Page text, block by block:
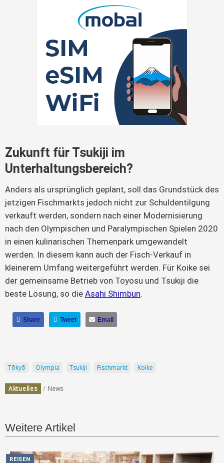
Zukunft für Tsukiji im
Unterhaltungsbereich?
Anders als ursprünglich geplant, soll das Grundstück des
jetzigen Fischmarkts jedoch nicht zur Schuldentilgung
verkauft werden, sondern nach einer Modernisierung
nach den Olympischen und Paralympischen Spielen 2020
in einen kulinarischen Themenpark umgewandelt
werden. In diesem kann auch der Fisch-Verkauf in
kleinerem Umfang weitergeführt werden. Für Koike sei
der gemeinsame Betrieb von Toyosu und Tsukiji die
beste Lösung, so die Asahi Shimbun.
Share Tweet Email
Tōkyō Olympia Tsukiji Fischmarkt Koike
Aktuelles / News
Weitere Artikel
REISEN